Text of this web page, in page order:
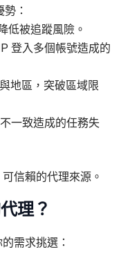
：
低被追蹤風險。
登入多個帳號造成的
地區，突破區域限
一致造成的任務失
信賴的代理來源。
理？
需求挑選：